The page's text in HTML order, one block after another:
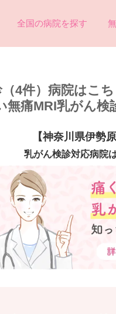
全国の病院を探す
4件）病院はこち
無痛MRI乳がん検
【神奈川県伊勢原
乳がん検診対応病院